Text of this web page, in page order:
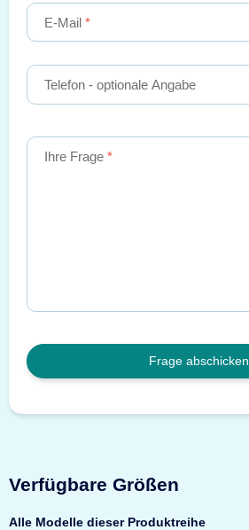
E-Mail
Telefon - optionale Angabe
Ihre Frage
Frage abschicken
Verfügbare Größen
Alle Modelle dieser Produktreihe